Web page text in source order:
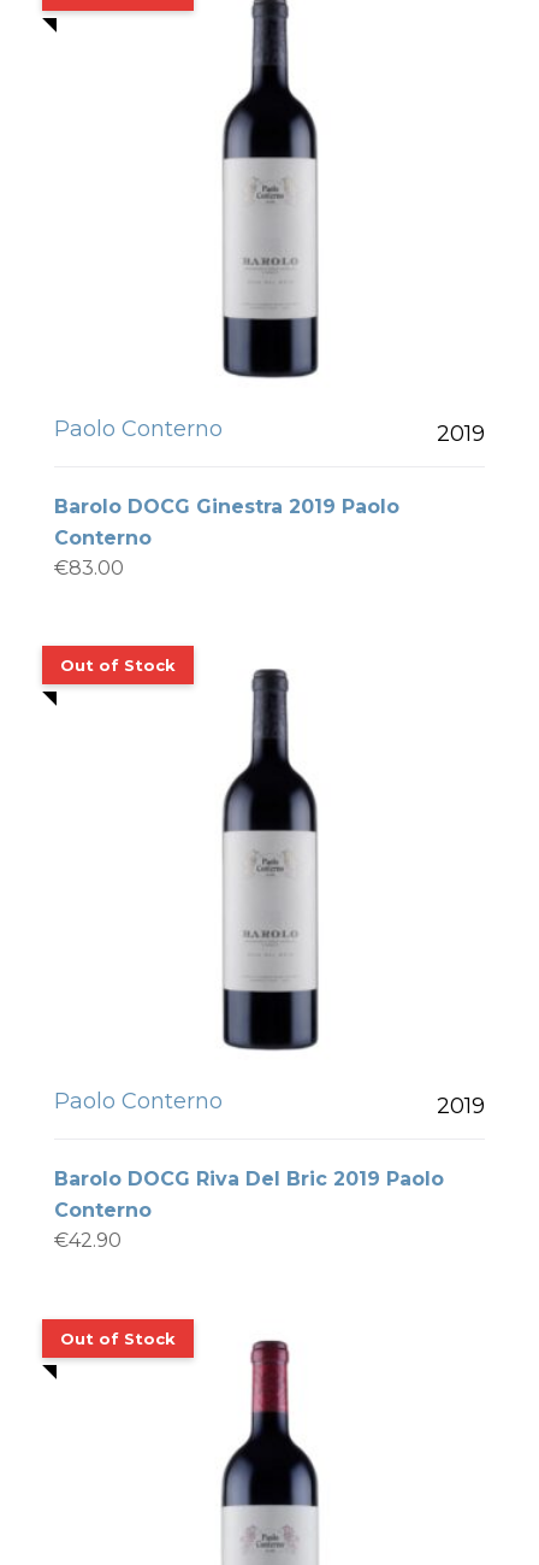
Paolo Conterno 2019
Barolo DOCG Ginestra 2019 Paolo
Conterno
€83.00
Paolo Conterno 2019
Barolo DOCG Riva Del Bric 2019 Paolo
Conterno
€42.90